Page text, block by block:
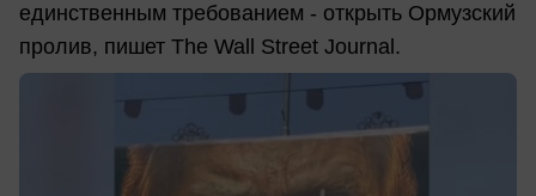
единственным требованием - открыть Ормузский
пролив, пишет The Wall Street Journal.